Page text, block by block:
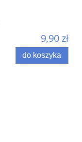
9,90 zł
do koszyka